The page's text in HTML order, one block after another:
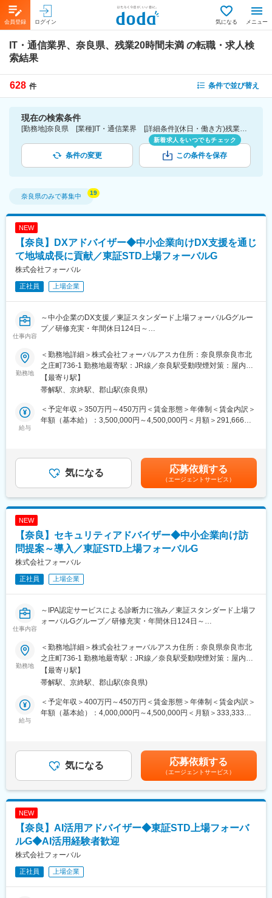
会員登録 ログイン 気になる メニュー
IT・通信業界、奈良県、残業20時間未満 の転職・求人検
索結果
628 件 条件で並び替え
現在の検索条件
[勤務地]奈良県 [業種]IT・通信業界 [詳細条件](休日・働き方)残業20時間未満
条件の変更
新着求人をいつでもチェック
この条件を保存
奈良県のみで募集中
NEW
【奈良】DXアドバイザー◆中小企業向けDX支援を通じ
て地域成長に貢献／東証STD上場フォーバルG
株式会社フォーバル
正社員 上場企業
仕事内容
～中小企業のDX支援／東証スタンダード上場フォーバルGグルー
プ／研修充実・年間休日124日～
当社のお取引先の企業様のデジタル化を支援する仕事です。経営
者のお悩みを丁寧にヒアリングし、それに応じた解決策をご提案
し、効果測定を行いながら中小企業の成長を支援していきます。
※入社後はIT商材の販売やアイコンサービスの提供を行う株式会社
フォーバルアスカへ在籍出向していただきます。1～2年後を目安
に、将来的にはフォーバルアスカ社への転籍出向を想定しており
ます。
・業務フローの整理、現状課題の可視化
・先輩と連携しながら提案資料の作成、改善策の説明
・月1回程度の訪問を通じたフォロー対応
小企業×DX化”というミッションで中小企業の課題解決をしていま
す。
研修カリキュラムを整備しており、会社のビジョンや事業内容、
問し、お客様とのコミュニケーションの取り方を勉強していただ
きます。
ょう。
変更の範囲：フォーバルグループでの全業務への配置転換の可能
性あり
勤務地
＜勤務地詳細＞株式会社フォーバルアスカ住所：奈良県奈良市北
之庄町736-1 勤務地最寄駅：JR線／奈良駅受動喫煙対策：屋内全
面禁煙変更の範囲：会社の定める事業所
【最寄り駅】
帯解駅、京終駅、郡山駅(奈良県)
給与
＜予定年収＞350万円～450万円＜賃金形態＞年俸制＜賃金内訳＞
年額（基本給）：3,500,000円～4,500,000円＜月額＞291,666円
り、選考を通じて上下する可能性があります。月給(月額)は固定手
当を含めた表記です。
気になる 応募依頼する
（エージェントサービス）
NEW
【奈良】セキュリティアドバイザー◆中小企業向け訪
問提案～導入／東証STD上場フォーバルG
株式会社フォーバル
正社員 上場企業
仕事内容
～IPA認定サービスによる診断力に強み／東証スタンダード上場フ
ォーバルGグループ／研修充実・年間休日124日～
奈良県内の中小企業に対し、サイバー攻撃から会社を守る「セキ
ュリティ対策」の提案・導入支援を行います。訪問ヒアリングを
通じて経営者へソリューション提案を行う法人営業です。
※入社後はIT商材の販売やアイコンサービスの提供を行う株式会社
フォーバルアスカへ在籍出向していただきます。1～2年後を目安
に、将来的にはフォーバルアスカ社への転籍出向を想定しており
ます。
サービス」を武器に、顧客のIT環境を診断。リスクを可視化し、
最適な対策（PCセキュリティ、NW監視、バックアップ等）を提
す。
■入社後について：
DX・ITに関する知識、営業ノウハウなどが学べる環境となってお
勤務地
＜勤務地詳細＞株式会社フォーバルアスカ住所：奈良県奈良市北
之庄町736-1 勤務地最寄駅：JR線／奈良駅受動喫煙対策：屋内全
面禁煙変更の範囲：会社の定める事業所
【最寄り駅】
帯解駅、京終駅、郡山駅(奈良県)
給与
＜予定年収＞400万円～450万円＜賃金形態＞年俸制＜賃金内訳＞
年額（基本給）：4,000,000円～4,500,000円＜月額＞333,333円
り、選考を通じて上下する可能性があります。月給(月額)は固定手
当を含めた表記です。
気になる 応募依頼する
（エージェントサービス）
NEW
【奈良】AI活用アドバイザー◆東証STD上場フォーバ
ルG◆AI活用経験者歓迎
株式会社フォーバル
正社員 上場企業